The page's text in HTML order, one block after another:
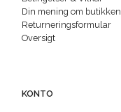
Din mening om butikken
Returneringsformular
Oversigt
KONTO